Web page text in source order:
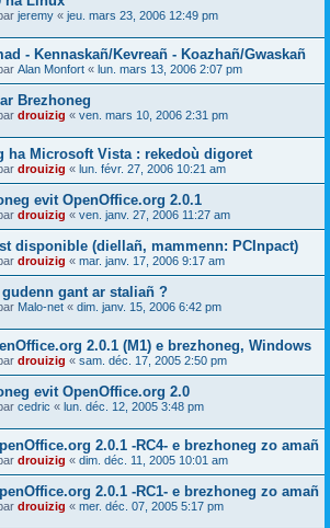
jeremy « jeu. mars 23, 2006 12:49 pm
- Kennaskañ/Kevreañ - Koazhañ/Gwaskañ
Alan Monfort « lun. mars 13, 2006 2:07 pm
Brezhoneg
drouizig « ven. mars 10, 2006 2:31 pm
ha Microsoft Vista : rekedoù digoret
drouizig « lun. févr. 27, 2006 10:21 am
evit OpenOffice.org 2.0.1
drouizig « ven. janv. 27, 2006 11:27 am
disponible (diellañ, mammenn: PCInpact)
drouizig « mar. janv. 17, 2006 9:17 am
gant ar staliañ ?
Malo-net « dim. janv. 15, 2006 6:42 pm
2.0.1 (M1) e brezhoneg, Windows
drouizig « sam. déc. 17, 2005 2:50 pm
evit OpenOffice.org 2.0
cedric « lun. déc. 12, 2005 3:48 pm
2.0.1 -RC4- e brezhoneg zo amañ
drouizig « dim. déc. 11, 2005 10:01 am
2.0.1 -RC1- e brezhoneg zo amañ
drouizig « mer. déc. 07, 2005 5:17 pm